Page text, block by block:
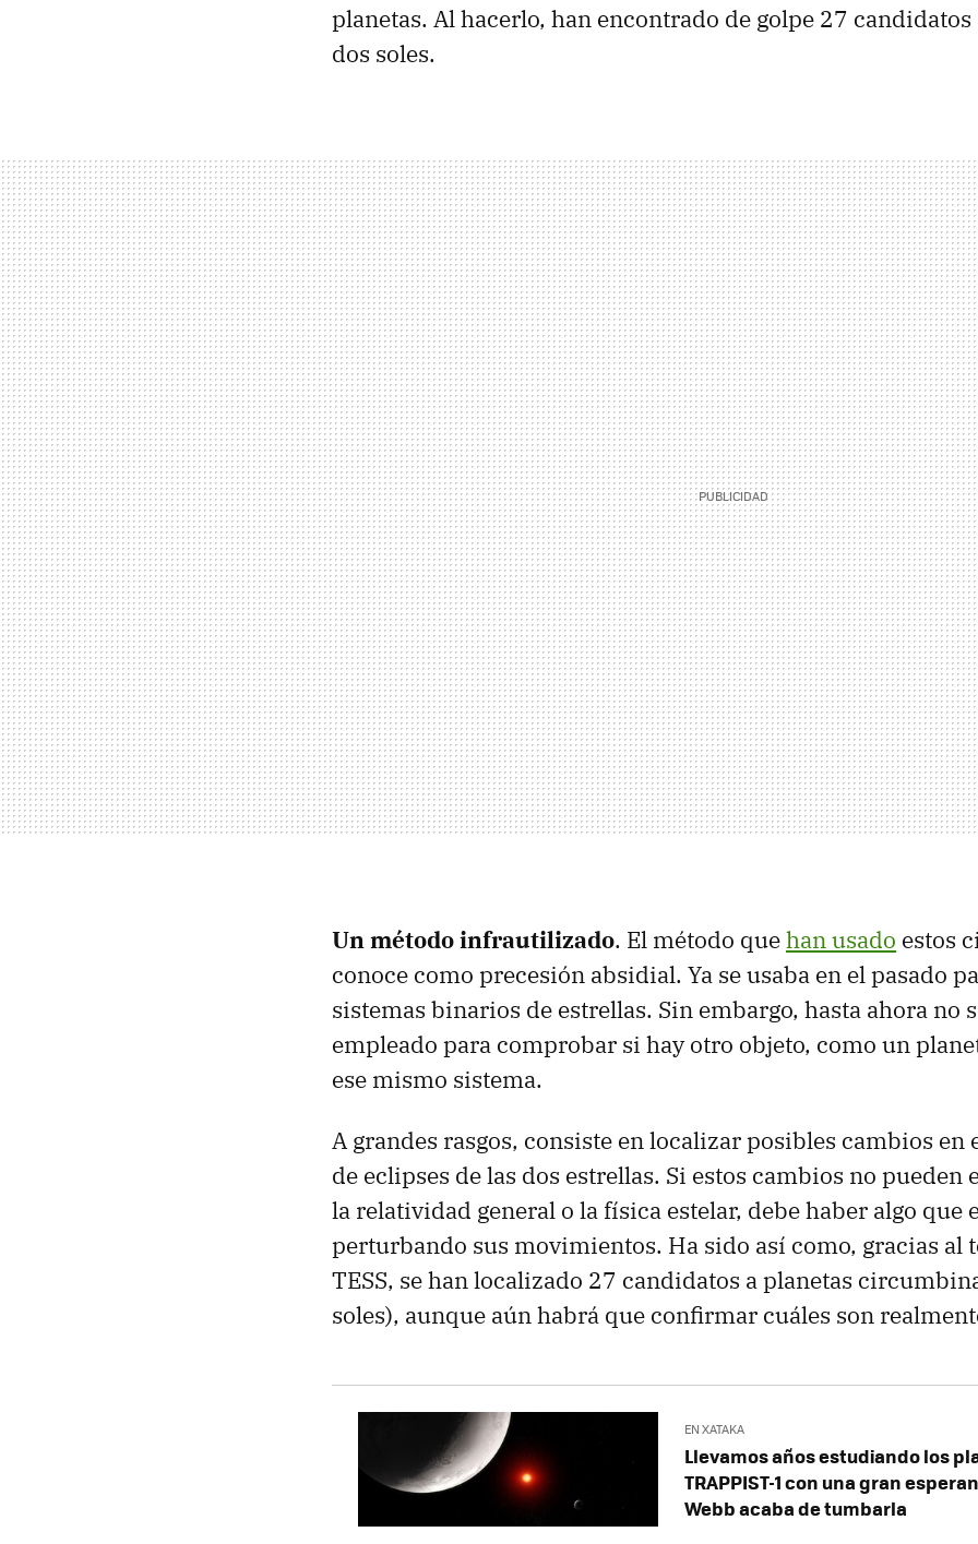
planetas. Al hacerlo, han encontrado de golpe 27 candidatos
dos soles.
Un método infrautilizado. El método quehan usado estos
conoce como precesión absidial. Ya se usaba en el pasado
sistemas binarios de estrellas. Sin embargo, hasta ahora no
empleado para comprobar si hay otro objeto, como un
ese mismo sistema.
A grandes rasgos, consiste en localizar posibles cambios en
de eclipses de las dos estrellas. Si estos cambios no pueden
la relatividad general o la física estelar, debe haber algo que
perturbando sus movimientos. Ha sido así como, gracias al
TESS, se han localizado 27 candidatos a planetas
soles), aunque aún habrá que confirmar cuáles son
EN XATAKA
Llevamos años estudiando los
TRAPPIST-1 con una gran
Webb acaba de tumbarla